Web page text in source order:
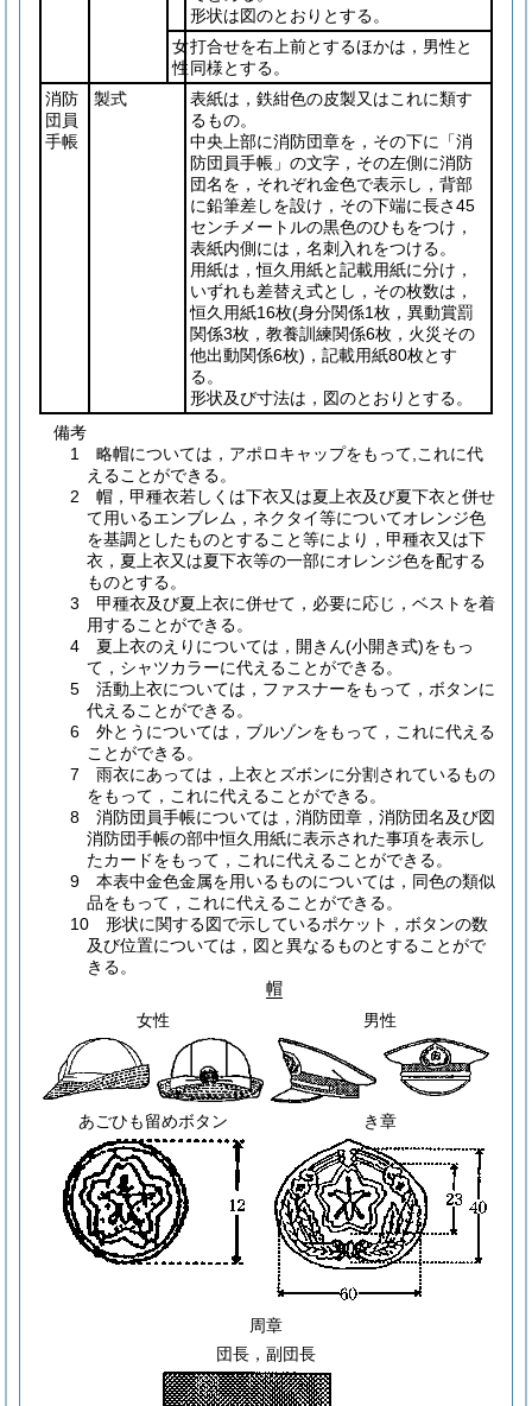
形状は図のとおりとする。
女
性
打合せを右上前とするほかは，男性と
同様とする。
消防
団員
手帳
製式
表紙は，鉄紺色の皮製又はこれに類す
るもの。
中央上部に消防団章を，その下に「消
防団員手帳」の文字，その左側に消防
団名を，それぞれ金色で表示し，背部
に鉛筆差しを設け，その下端に長さ45
センチメートルの黒色のひもをつけ，
表紙内側には，名刺入れをつける。
用紙は，恒久用紙と記載用紙に分け，
いずれも差替え式とし，その枚数は，
恒久用紙16枚(身分関係1枚，異動賞罰
関係3枚，教養訓練関係6枚，火災その
他出動関係6枚) ，記載用紙80枚とす
る。
形状及び寸法は，図のとおりとする。
備考
1 略帽については，アポロキャップをもって,これに代
えることができる。
2 帽，甲種衣若しくは下衣又は夏上衣及び夏下衣と併せ
て用いるエンブレム，ネクタイ等についてオレンジ色
を基調としたものとすること等により，甲種衣又は下
衣，夏上衣又は夏下衣等の一部にオレンジ色を配する
ものとする。
3 甲種衣及び夏上衣に併せて，必要に応じ，ベストを着
用することができる。
4 夏上衣のえりについては，開きん(小開き式)をもっ
て，シャツカラーに代えることができる。
5 活動上衣については，ファスナーをもって，ボタンに
代えることができる。
6 外とうについては，ブルゾンをもって，これに代える
ことができる。
7 雨衣にあっては，上衣とズボンに分割されているもの
をもって，これに代えることができる。
8 消防団員手帳については，消防団章，消防団名及び図
消防団手帳の部中恒久用紙に表示された事項を表示し
たカードをもって，これに代えることができる。
9 本表中金色金属を用いるものについては，同色の類似
品をもって，これに代えることができる。
10 形状に関する図で示しているポケット，ボタンの数
及び位置については，図と異なるものとすることがで
きる。
帽
女性
男性
あごひも留めボタン き章
周章
団長，副団長